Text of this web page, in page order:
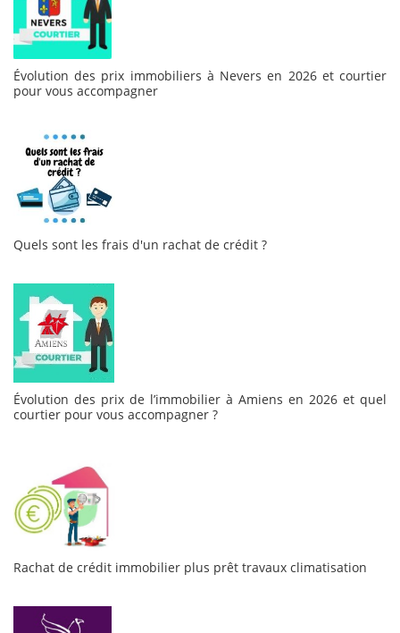
Évolution des prix immobiliers à Nevers en 2026 et courtier
pour vous accompagner
Quels sont les frais d'un rachat de crédit ?
Évolution des prix de l’immobilier à Amiens en 2026 et quel
courtier pour vous accompagner ?
Rachat de crédit immobilier plus prêt travaux climatisation